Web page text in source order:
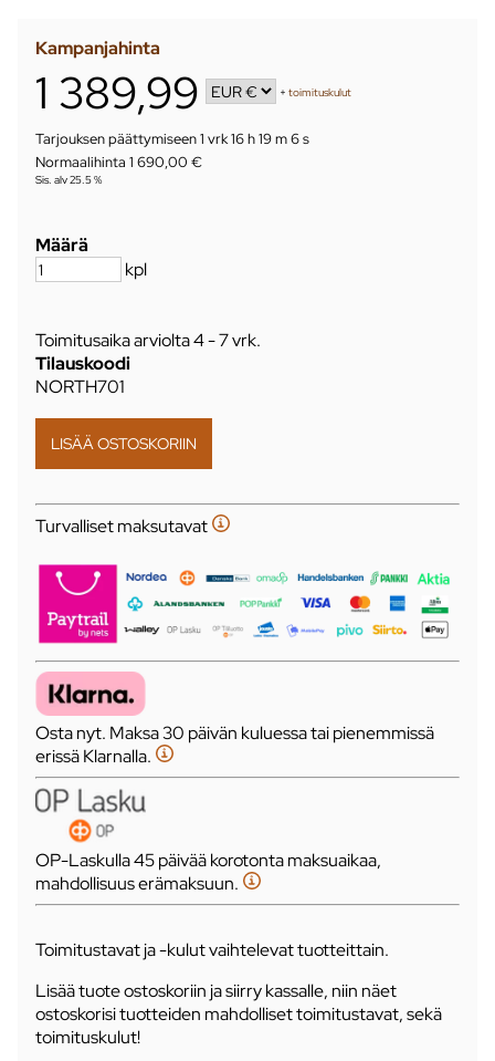
Kampanjahinta
1 389,99 +toimituskulut
Tarjouksen päättymiseen1 vrk 16 h 19 m 5 s
Normaalihinta 1 690,00 €
Sis. alv 25.5 %
Määrä
kpl
Toimitusaika arviolta4 - 7 vrk.
Tilauskoodi
NORTH701
Turvalliset maksutavat
Osta nyt. Maksa 30 päivän kuluessa tai pienemmissä
erissä Klarnalla.
OP-Laskulla 45 päivää korotonta maksuaikaa,
mahdollisuus erämaksuun.
Toimitustavat ja -kulut vaihtelevat tuotteittain.
Lisää tuote ostoskoriin ja siirry kassalle, niin näet
ostoskorisi tuotteiden mahdolliset toimitustavat, sekä
toimituskulut!